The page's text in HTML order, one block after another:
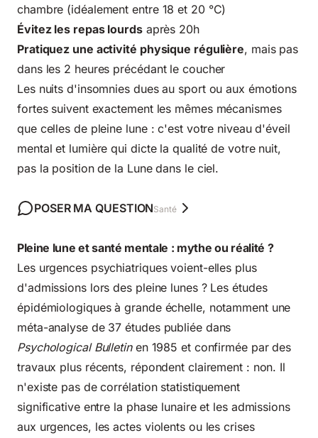
chambre (idéalement entre 18 et 20 °C)
Évitez les repas lourdsaprès 20h
Pratiquez une activité physique régulière, mais pas
dans les 2 heures précédant le coucher
Les nuits d'insomnies dues au sport ou aux émotions
fortessuivent exactement les mêmes mécanismes
que celles de pleine lune : c'est votre niveau d'éveil
mental et lumière qui dicte la qualité de votre nuit,
pas la position de la Lune dans le ciel.
POSER MA QUESTIONSanté
Pleine lune et santé mentale : mythe ou réalité ?
Les urgences psychiatriques voient-elles plus
d'admissions lors des pleine lunes ? Les études
épidémiologiques à grande échelle, notamment une
méta-analyse de 37 études publiée dans
Psychological Bulletinen 1985 et confirmée par des
travaux plus récents, répondent clairement : non. Il
n'existe pas de corrélation statistiquement
significative entre la phase lunaire et les admissions
aux urgences, les actes violents ou les crises